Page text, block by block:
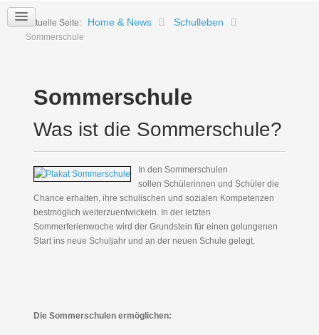
Aktuelle Seite: Home & News Schulleben
Sommerschule
Sommerschule
Was ist die Sommerschule?
In den Sommerschulen
sollen Schülerinnen und Schüler die
Chance erhalten, ihre schulischen und sozialen Kompetenzen
bestmöglich weiterzuentwickeln. In der letzten
Sommerferienwoche wird der Grundstein für einen gelungenen
Start ins neue Schuljahr und an der neuen Schule gelegt.
Die Sommerschulen ermöglichen: